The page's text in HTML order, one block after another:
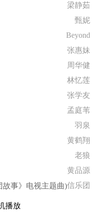
梁静茹
甄妮
Beyond
张惠妹
周华健
林忆莲
张学友
孟庭苇
羽泉
黄鹤翔
老狼
黄品源
故事》电视主题曲)信乐团
播放